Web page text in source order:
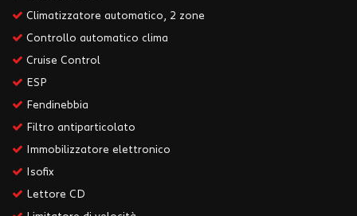
Climatizzatore automatico, 2 zone
Controllo automatico clima
Cruise Control
ESP
Fendinebbia
Filtro antiparticolato
Immobilizzatore elettronico
Isofix
Lettore CD